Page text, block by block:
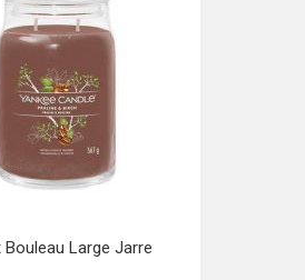
Bouleau Large Jarre